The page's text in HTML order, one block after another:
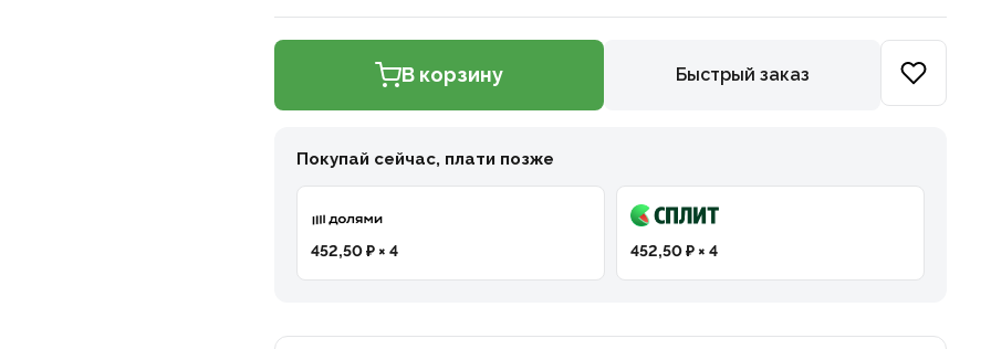
В корзину Быстрый заказ
Покупай сейчас, плати позже
452,50 ₽ × 4 452,50 ₽ × 4